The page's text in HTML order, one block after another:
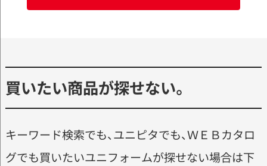
買いたい商品が探せない。
キーワード検索でも、ユニピタでも、ＷＥＢカタロ
グでも買いたいユニフォームが探せない場合は下